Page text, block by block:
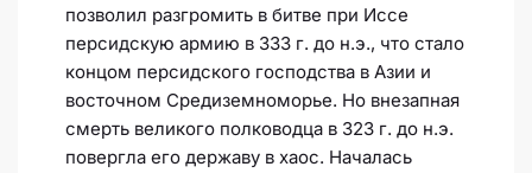
позволил разгромить в битве при Иссе
персидскую армию в 333 г. до н.э., что стало
концом персидского господства в Азии и
восточном Средиземноморье. Но внезапная
смерть великого полководца в 323 г. до н.э.
повергла его державу в хаос. Началась